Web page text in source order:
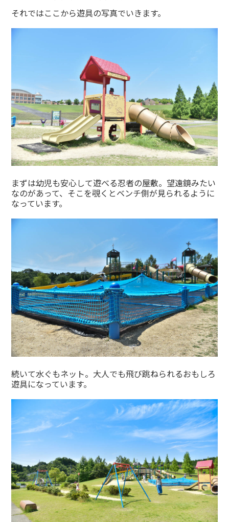
それではここから遊具の写真でいきます。
まずは幼児も安心して遊べる忍者の屋敷。望遠鏡みたい
なのがあって、そこを覗くとベンチ側が見られるように
なっています。
続いて水ぐもネット。大人でも飛び跳ねられるおもしろ
遊具になっています。